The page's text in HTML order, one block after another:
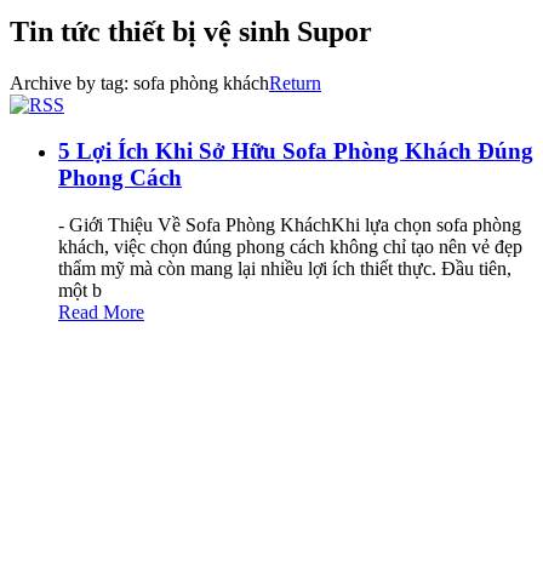
Tin tức thiết bị vệ sinh Supor
Archive by tag: sofa phòng kháchReturn
5 Lợi Ích Khi Sở Hữu Sofa Phòng Khách Đúng
Phong Cách
- Giới Thiệu Về Sofa Phòng KháchKhi lựa chọn sofa phòng
khách, việc chọn đúng phong cách không chỉ tạo nên vẻ đẹp
thẩm mỹ mà còn mang lại nhiều lợi ích thiết thực. Đầu tiên,
một b
Read More